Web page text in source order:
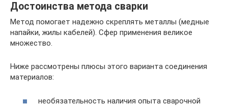
Достоинства метода сварки
Метод помогает надежно скреплять металлы (медные
напайки, жилы кабелей). Сфер применения великое
множество.
Ниже рассмотрены плюсы этого варианта соединения
материалов:
необязательность наличия опыта сварочной